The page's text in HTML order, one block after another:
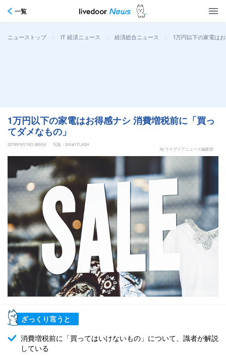
一覧
ニューストップ > IT 経済ニュース > 経済総合ニュース > 1万円以下の家電は
1万円以下の家電はお得感ナシ 消費増税前に「買っ
てダメなもの」
2019年9月19日 6時0分
写真：Smart FLASH
by ライブドアニュース編集部
ざっくり言うと
消費増税前に「買ってはいけないもの」について、識者が解説
している